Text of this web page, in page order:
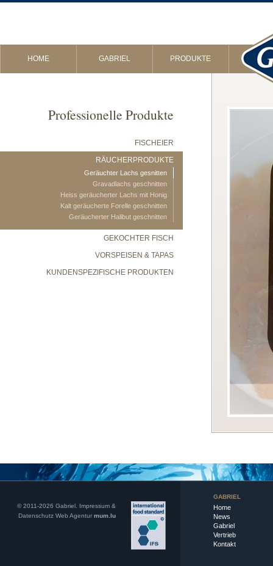
HOME GABRIEL PRODUKTE
Professionelle Produkte
FISCHEIER
RÄUCHERPRODUKTE
Geräuchter Lachs gesnitten
Gravadlachs geschnitten
Heiss geräucherter Lachs mit Honig
Kalt geräucherte Forelle geschnitten
Geräucherter Halibut geschnitten
GEKOCHTER FISCH
VORSPEISEN & TAPAS
KUNDENSPEZIFISCHE PRODUKTEN
© 2011-2026 Gabriel. Impressum &
Datenschutz Web Agentur mum.lu
GABRIEL
Home
News
Gabriel
Vertrieb
Kontakt